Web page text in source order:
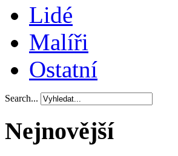
Lidé
Malíři
Ostatní
Search...
Nejnovější